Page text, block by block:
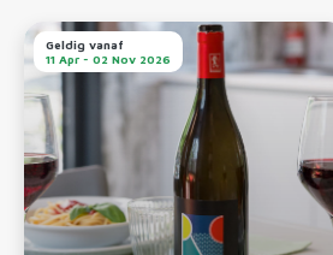
Geldig vanaf
11 Apr - 02 Nov 2026